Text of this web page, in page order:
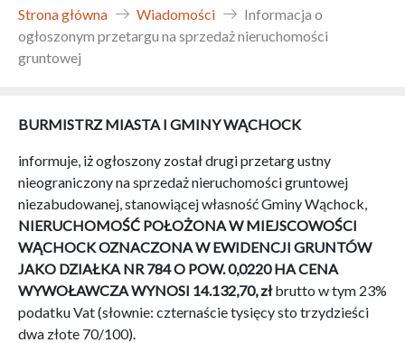
Strona główna Wiadomości
Informacja o
ogłoszonym przetargu na sprzedaż nieruchomości
gruntowej
BURMISTRZ MIASTA I GMINY WĄCHOCK
informuje, iż ogłoszony został drugi przetarg ustny
nieograniczony na sprzedaż nieruchomości gruntowej
niezabudowanej, stanowiącej własność Gminy Wąchock,
NIERUCHOMOŚĆ POŁOŻONA W MIEJSCOWOŚCI
WĄCHOCK OZNACZONA W EWIDENCJI GRUNTÓW
JAKO DZIAŁKA NR 784 O POW. 0,0220 HACENA
WYWOŁAWCZA WYNOSI 14.132,70, złbrutto w tym 23%
podatku Vat (słownie: czternaście tysięcy sto trzydzieści
dwa złote 70/100).